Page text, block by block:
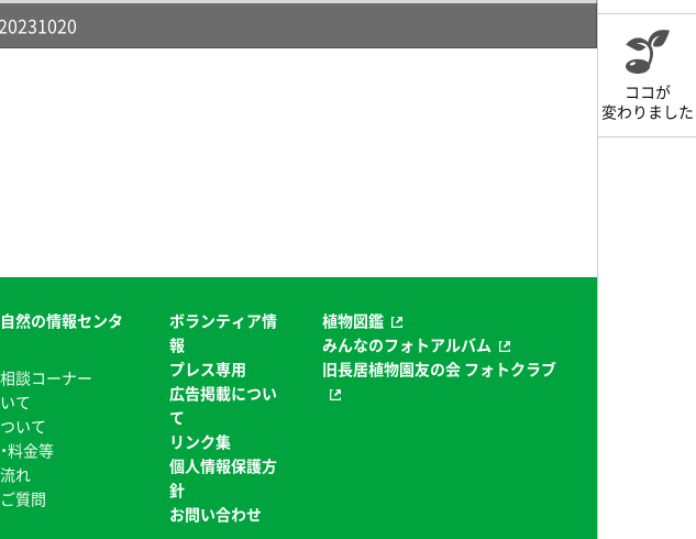
ココが
変わりました
然の情報センタ
談コーナー
て
いて
料金等
れ
質問
ボランティア情
報
プレス専用
広告掲載につい
て
リンク集
個人情報保護方
針
お問い合わせ
植物図鑑
みんなのフォトアルバム
旧長居植物園友の会 フォトクラブ